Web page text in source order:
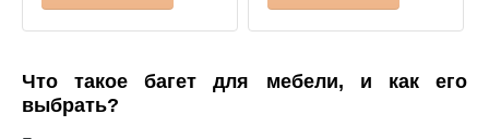
Что такое багет для мебели, и как его
выбрать?